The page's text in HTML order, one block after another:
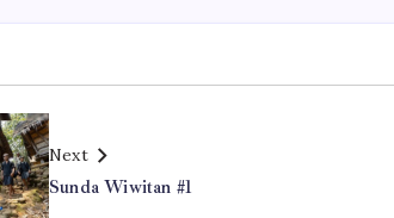
Next
Sunda Wiwitan #1